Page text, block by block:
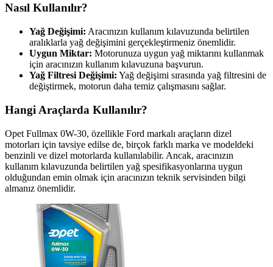
Nasıl Kullanılır?
Yağ Değişimi: Aracınızın kullanım kılavuzunda belirtilen
aralıklarla yağ değişimini gerçekleştirmeniz önemlidir.
Uygun Miktar: Motorunuza uygun yağ miktarını kullanmak
için aracınızın kullanım kılavuzuna başvurun.
Yağ Filtresi Değişimi: Yağ değişimi sırasında yağ filtresini de
değiştirmek, motorun daha temiz çalışmasını sağlar.
Hangi Araçlarda Kullanılır?
Opet Fullmax 0W-30, özellikle Ford markalı araçların dizel
motorları için tavsiye edilse de, birçok farklı marka ve modeldeki
benzinli ve dizel motorlarda kullanılabilir. Ancak, aracınızın
kullanım kılavuzunda belirtilen yağ spesifikasyonlarına uygun
olduğundan emin olmak için aracınızın teknik servisinden bilgi
almanız önemlidir.